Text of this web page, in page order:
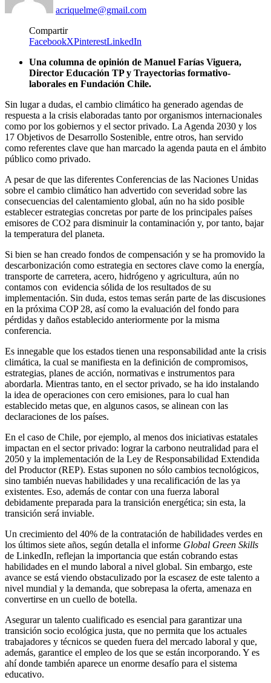
acriquelme@gmail.com
Compartir
FacebookXPinterestLinkedIn
Una columna de opinión de Manuel Farías Viguera,
Director Educación TP y Trayectorias formativo-
laborales en Fundación Chile.
Sin lugar a dudas, el cambio climático ha generado agendas de
respuesta a la crisis elaboradas tanto por organismos internacionales
como por los gobiernos y el sector privado. La Agenda 2030 y los
17 Objetivos de Desarrollo Sostenible, entre otros, han servido
como referentes clave que han marcado la agenda pauta en el ámbito
público como privado.
A pesar de que las diferentes Conferencias de las Naciones Unidas
sobre el cambio climático han advertido con severidad sobre las
consecuencias del calentamiento global, aún no ha sido posible
establecer estrategias concretas por parte de los principales países
emisores de CO2 para disminuir la contaminación y, por tanto, bajar
la temperatura del planeta.
Si bien se han creado fondos de compensación y se ha promovido la
descarbonización como estrategia en sectores clave como la energía,
transporte de carretera, acero, hidrógeno y agricultura, aún no
contamos con evidencia sólida de los resultados de su
implementación. Sin duda, estos temas serán parte de las discusiones
en la próxima COP 28, así como la evaluación del fondo para
pérdidas y daños establecido anteriormente por la misma
conferencia.
Es innegable que los estados tienen una responsabilidad ante la crisis
climática, la cual se manifiesta en la definición de compromisos,
estrategias, planes de acción, normativas e instrumentos para
abordarla. Mientras tanto, en el sector privado, se ha ido instalando
la idea de operaciones con cero emisiones, para lo cual han
establecido metas que, en algunos casos, se alinean con las
declaraciones de los países.
En el caso de Chile, por ejemplo, al menos dos iniciativas estatales
impactan en el sector privado: lograr la carbono neutralidad para el
2050 y la implementación de la Ley de Responsabilidad Extendida
del Productor (REP). Estas suponen no sólo cambios tecnológicos,
sino también nuevas habilidades y una recalificación de las ya
existentes. Eso, además de contar con una fuerza laboral
debidamente preparada para la transición energética; sin esta, la
transición será inviable.
Un crecimiento del 40% de la contratación de habilidades verdes en
los últimos siete años, según detalla el informe Global Green Skills
de LinkedIn, reflejan la importancia que están cobrando estas
habilidades en el mundo laboral a nivel global. Sin embargo, este
avance se está viendo obstaculizado por la escasez de este talento a
nivel mundial y la demanda, que sobrepasa la oferta, amenaza en
convertirse en un cuello de botella.
Asegurar un talento cualificado es esencial para garantizar una
transición socio ecológica justa, que no permita que los actuales
trabajadores y técnicos se queden fuera del mercado laboral y que,
además, garantice el empleo de los que se están incorporando. Y es
ahí donde también aparece un enorme desafío para el sistema
educativo.